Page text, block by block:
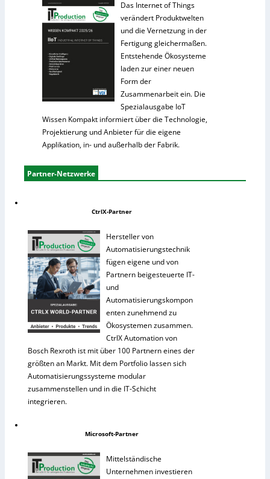
Das Internet of Things
verändert Produktwelten
und die Vernetzung in der
Fertigung gleichermaßen.
Entstehende Ökosysteme
laden zur einer neuen
Form der
Zusammenarbeit ein. Die
Spezialausgabe IoT
Wissen Kompakt informiert über die Technologie,
Projektierung und Anbieter für die eigene
Applikation, in- und außerhalb der Fabrik.
Partner-Netzwerke
CtrlX-Partner
Hersteller von
Automatisierungstechnik
fügen eigene und von
Partnern beigesteuerte IT-
und
Automatisierungskompon
enten zunehmend zu
Ökosystemen zusammen.
CtrlX Automation von
Bosch Rexroth ist mit über 100 Partnern eines der
größten an Markt. Mit dem Portfolio lassen sich
Automatisierungssysteme modular
zusammenstellen und in die IT-Schicht
integrieren.
Microsoft-Partner
Mittelständische
Unternehmen investieren